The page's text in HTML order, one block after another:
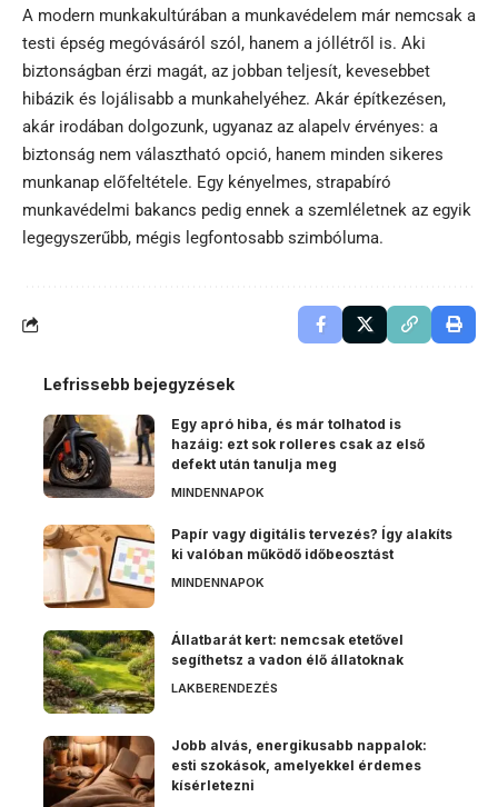
A modern munkakultúrában a munkavédelem már nemcsak a
testi épség megóvásáról szól, hanem a jóllétről is. Aki
biztonságban érzi magát, az jobban teljesít, kevesebbet
hibázik és lojálisabb a munkahelyéhez. Akár építkezésen,
akár irodában dolgozunk, ugyanaz az alapelv érvényes: a
biztonság nem választható opció, hanem minden sikeres
munkanap előfeltétele. Egy kényelmes, strapabíró
munkavédelmi bakancs pedig ennek a szemléletnek az egyik
legegyszerűbb, mégis legfontosabb szimbóluma.
Lefrissebb bejegyzések
Egy apró hiba, és már tolhatod is
hazáig: ezt sok rolleres csak az első
defekt után tanulja meg
MINDENNAPOK
Papír vagy digitális tervezés? Így alakíts
ki valóban működő időbeosztást
MINDENNAPOK
Állatbarát kert: nemcsak etetővel
segíthetsz a vadon élő állatoknak
LAKBERENDEZÉS
Jobb alvás, energikusabb nappalok:
esti szokások, amelyekkel érdemes
kísérletezni